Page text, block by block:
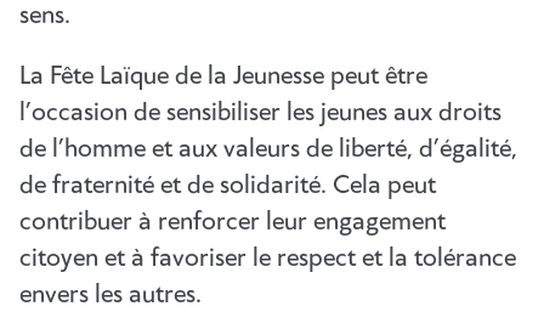
sens.
La Fête Laïque de la Jeunesse peut être
l’occasion de sensibiliser les jeunes aux droits
de l’homme et aux valeurs de liberté, d’égalité,
de fraternité et de solidarité. Cela peut
contribuer à renforcer leur engagement
citoyen et à favoriser le respect et la tolérance
envers les autres.